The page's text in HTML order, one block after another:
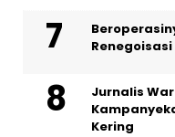
Jurnalis
Kering